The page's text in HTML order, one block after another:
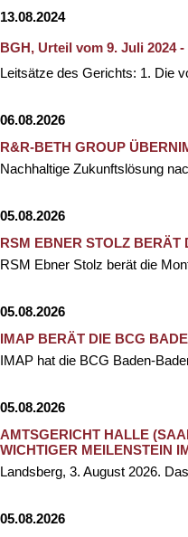
13.08.2024
BGH, Urteil vom 9. Juli 2024 -
Leitsätze des Gerichts: 1. Die
06.08.2026
R&R-BETH GROUP
Nachhaltige Zukunftslösung
05.08.2026
RSM EBNER STOLZ
RSM Ebner Stolz berät die
05.08.2026
IMAP BERÄT DIE BCG
IMAP hat die BCG Baden-
05.08.2026
AMTSGERICHT HALLE
WICHTIGER MEILENSTEIN
Landsberg, 3. August 2026.
05.08.2026